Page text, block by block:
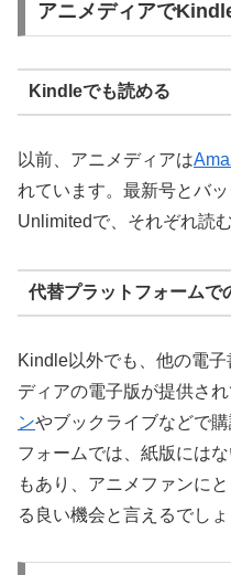
アニメディアで
Kindleでも読める
以前、アニメディアは
れています。最新号とバ
Unlimitedで、それぞれ読
代替プラットフォームで
Kindle以外でも、他の電
ディアの電子版が提供され
ンやブックライブなどで
フォームでは、紙版には
もあり、アニメファンに
る良い機会と言えるでしょ